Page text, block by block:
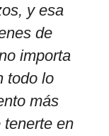
y esa
de
importa
todo lo
más
tenerte en